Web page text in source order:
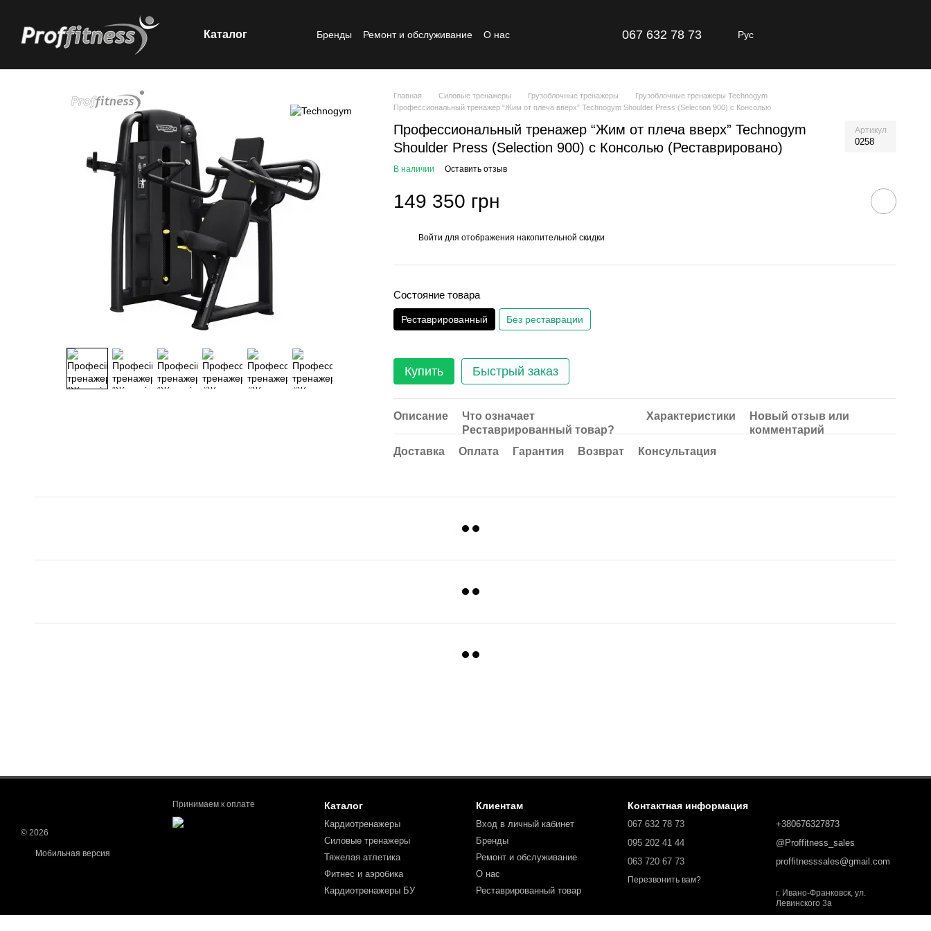
Каталог Бренды Ремонт и обслуживание
О нас
067 632 78 73 Рус
Главная Силовые тренажеры Грузоблочные тренажеры
Грузоблочные тренажеры Technogym
Профессиональный тренажер “Жим от плеча вверх” Technogym Shoulder Press (Selection 900) с Консолью
Профессиональный тренажер “Жим от плеча вверх” Technogym
Shoulder Press (Selection 900) с Консолью (Реставрировано)
Артикул
0258
В наличии Оставить отзыв
149 350 грн
Войти для отображения накопительной скидки
Состояние товара
Реставрированный Без реставрации
Купить Быстрый заказ
Описание
Что означает
Реставрированный товар?
Характеристики
Новый отзыв или
комментарий
Доставка
Оплата Гарантия Возврат Консультация
© 2026
Мобильная версия
Принимаем к оплате Каталог
Кардиотренажеры
Силовые тренажеры
Тяжелая атлетика
Фитнес и аэробика
Кардиотренажеры БУ
Клиентам
Вход в личный кабинет
Бренды
Ремонт и обслуживание
О нас
Реставрированный товар
Контактная информация
067 632 78 73
095 202 41 44
063 720 67 73
Перезвонить вам?
+380676327873
@Proffitness_sales
proffitnesssales@gmail.com
г. Ивано-Франковск, ул.
Левинского 3а